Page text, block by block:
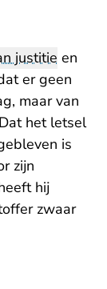
justitie en
er geen
maar van
het letsel
is
zijn
hij
zwaar